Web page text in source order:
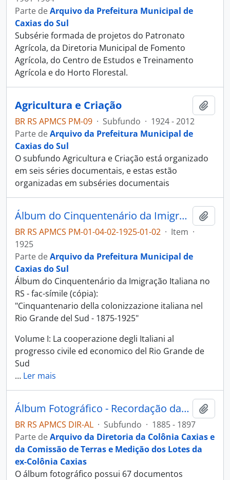
Parte deArquivo da Prefeitura Municipal de
Caxias do Sul
Subsérie formada de projetos do Patronato
Agrícola, da Diretoria Municipal de Fomento
Agrícola, do Centro de Estudos e Treinamento
Agrícola e do Horto Florestal.
Agricultura e Criação
BR RS APMCS PM-09 · Subfundo · 1924 - 2012
Parte deArquivo da Prefeitura Municipal de
Caxias do Sul
O subfundo Agricultura e Criação está organizado
em seis séries documentais, e estas estão
organizadas em subséries documentais
Álbum do Cinquentenário da Imigração Italiana no RS - 1875-1925
BR RS APMCS PM-01-04-02-1925-01-02 · Item ·
1925
Parte deArquivo da Prefeitura Municipal de
Caxias do Sul
Álbum do Cinquentenário da Imigração Italiana no
RS - fac-símile (cópia):
"Cinquantenario della colonizzazione italiana nel
Rio Grande del Sud - 1875-1925"
Volume I: La cooperazione degli Italiani al
progresso civile ed economico del Rio Grande de
Sud
… Ler mais
Álbum Fotográfico - Recordação das Colônias Conde D’Eu, Dona Isabel, Alfredo Chaves, Antonio Prado e Caxias
BR RS APMCS DIR-AL · Subfundo · 1885 - 1897
Parte deArquivo da Diretoria da Colônia Caxias e
da Comissão de Terras e Medição dos Lotes da
ex-Colônia Caxias
O álbum fotográfico possui 67 documentos